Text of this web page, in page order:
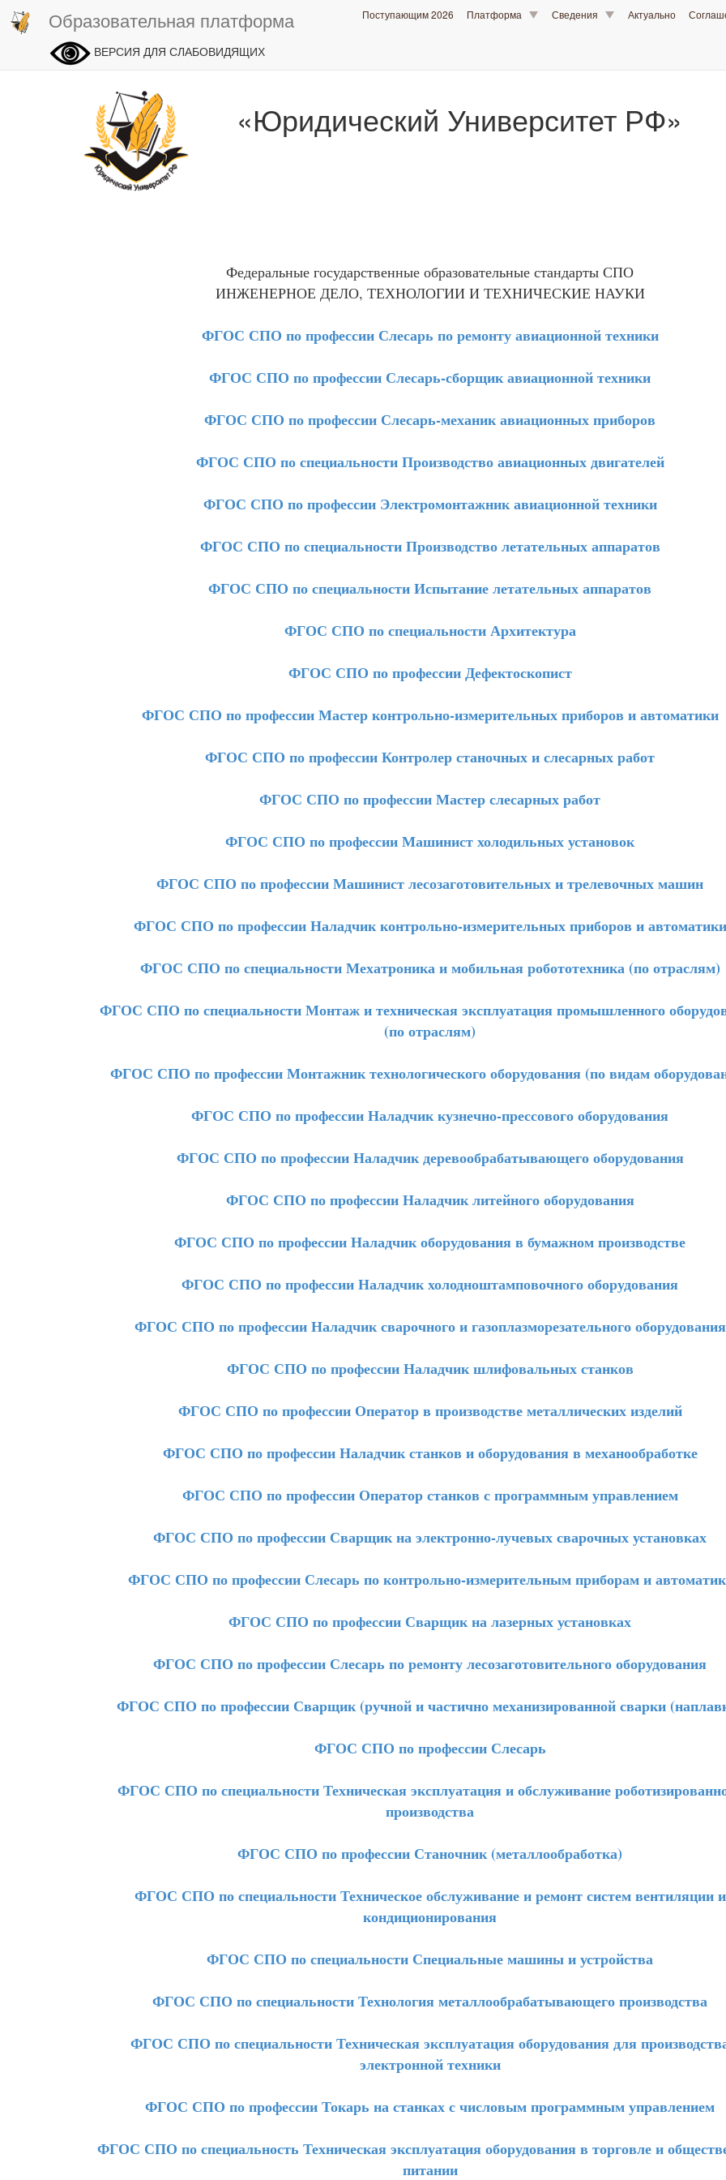
Образовательная платформа
ВЕРСИЯ ДЛЯ СЛАБОВИДЯЩИХ
Поступающим 2026 Платформа Сведения Актуально
«Юридический Университет РФ»
Федеральные государственные образовательные стандарты СПО
ИНЖЕНЕРНОЕ ДЕЛО, ТЕХНОЛОГИИ И ТЕХНИЧЕСКИЕ НАУКИ
ФГОС СПО по профессии Слесарь по ремонту авиационной техники
ФГОС СПО по профессии Слесарь-сборщик авиационной техники
ФГОС СПО по профессии Слесарь-механик авиационных приборов
ФГОС СПО по специальности Производство авиационных двигателей
ФГОС СПО по профессии Электромонтажник авиационной техники
ФГОС СПО по специальности Производство летательных аппаратов
ФГОС СПО по специальности Испытание летательных аппаратов
ФГОС СПО по специальности Архитектура
ФГОС СПО по профессии Дефектоскопист
ФГОС СПО по профессии Мастер контрольно-измерительных приборов и автоматики
ФГОС СПО по профессии Контролер станочных и слесарных работ
ФГОС СПО по профессии Мастер слесарных работ
ФГОС СПО по профессии Машинист холодильных установок
ФГОС СПО по профессии Машинист лесозаготовительных и трелевочных машин
ФГОС СПО по профессии Наладчик контрольно-измерительных приборов и автоматики
ФГОС СПО по специальности Мехатроника и мобильная робототехника (по отраслям)
ФГОС СПО по специальности Монтаж и техническая эксплуатация промышленного
(по отраслям)
ФГОС СПО по профессии Монтажник технологического оборудования (по видам
ФГОС СПО по профессии Наладчик кузнечно-прессового оборудования
ФГОС СПО по профессии Наладчик деревообрабатывающего оборудования
ФГОС СПО по профессии Наладчик литейного оборудования
ФГОС СПО по профессии Наладчик оборудования в бумажном производстве
ФГОС СПО по профессии Наладчик холодноштамповочного оборудования
ФГОС СПО по профессии Наладчик сварочного и газоплазморезательного оборудования
ФГОС СПО по профессии Наладчик шлифовальных станков
ФГОС СПО по профессии Оператор в производстве металлических изделий
ФГОС СПО по профессии Наладчик станков и оборудования в механообработке
ФГОС СПО по профессии Оператор станков с программным управлением
ФГОС СПО по профессии Сварщик на электронно-лучевых сварочных установках
ФГОС СПО по профессии Слесарь по контрольно-измерительным приборам и
ФГОС СПО по профессии Сварщик на лазерных установках
ФГОС СПО по профессии Слесарь по ремонту лесозаготовительного оборудования
ФГОС СПО по профессии Сварщик (ручной и частично механизированной сварки
ФГОС СПО по профессии Слесарь
ФГОС СПО по специальности Техническая эксплуатация и обслуживание
производства
ФГОС СПО по профессии Станочник (металлообработка)
ФГОС СПО по специальности Техническое обслуживание и ремонт систем вентиляции и
кондиционирования
ФГОС СПО по специальности Специальные машины и устройства
ФГОС СПО по специальности Технология металлообрабатывающего производства
ФГОС СПО по специальности Техническая эксплуатация оборудования для
электронной техники
ФГОС СПО по профессии Токарь на станках с числовым программным управлением
ФГОС СПО по специальность Техническая эксплуатация оборудования в торговле и
питании